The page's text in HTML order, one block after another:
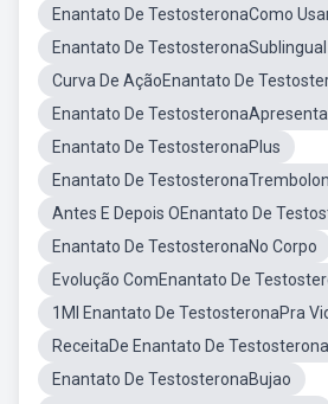
Enantato De TestosteronaComo
Enantato De
Curva De AçãoEnantato De
Enantato De
Enantato De TestosteronaPlus
Enantato De
Antes E Depois OEnantato De
Enantato De TestosteronaNo Corpo
Evolução ComEnantato De
1Ml Enantato De TestosteronaPra
ReceitaDe Enantato De Testosterona
Enantato De TestosteronaBujao